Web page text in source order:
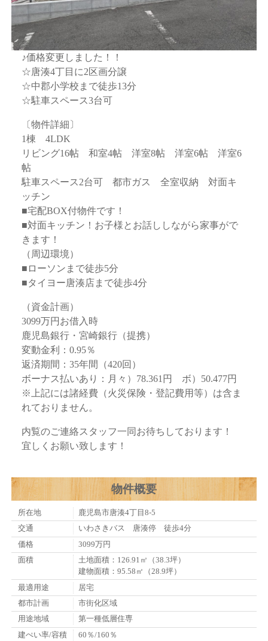
♪価格変更しました！！
☆唐湊4丁目に2区画分譲
☆中郡小学校まで徒歩13分
☆駐車スペース3台可
〔物件詳細〕
1棟 4LDK
リビング16帖 和室4帖 洋室8帖 洋室6帖 洋室6
帖
駐車スペース2台可 都市ガス 全室収納 対面キ
ッチン
■宅配BOX付物件です！
■対面キッチン！お子様とお話ししながら家事がで
きます！
（周辺環境）
■ローソンまで徒歩5分
■タイヨー唐湊店まで徒歩4分
（資金計画）
3099万円お借入時
鹿児島銀行・宮崎銀行（提携）
変動金利：0.95％
返済期間：35年間（420回）
ボーナス払いあり：月々）78.361円 ボ）50.477円
※上記には諸経費（火災保険・登記費用等）は含ま
れておりません。
内覧のご連絡スタッフ一同お待ちしております！
宜しくお願い致します！
物件概要
所在地
鹿児島市唐湊4丁目8-5
交通
いわさきバス 唐湊停 徒歩4分
価格
3099万円
面積
土地面積：126.91㎡（38.3坪）
建物面積：95.58㎡（28.9坪）
最適用途
居宅
都市計画
市街化区域
用途地域
第一種低層住専
建ぺい率/容積
60％/160％